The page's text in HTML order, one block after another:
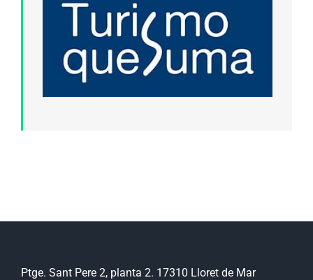
Ptge. Sant Pere 2, planta 2. 17310 Lloret de Mar